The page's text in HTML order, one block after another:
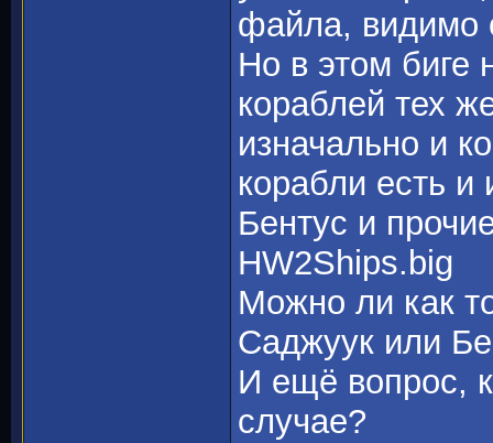
файла, видимо
Но в этом биге
кораблей тех
изначально и
корабли есть и
Бентус и
HW2Ships.big
Можно ли как
Саджуук или
И ещё вопрос,
случае?